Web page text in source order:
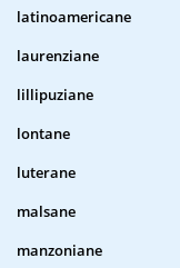
latinoamericane
laurenziane
lillipuziane
lontane
luterane
malsane
manzoniane